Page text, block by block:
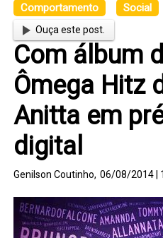
Comportamento Social
Ouça este post.
Com álbum
Ômega Hitz
Anitta em
digital
Genilson Coutinho, 06/08/2014 |